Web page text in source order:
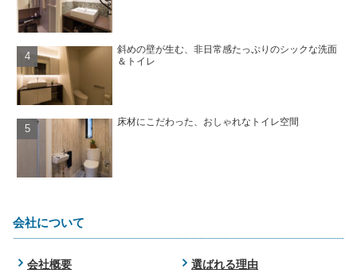
斜めの壁が生む、非日常感たっぷりのシックな洗面
＆トイレ
床材にこだわった、おしゃれなトイレ空間
会社について
会社概要
選ばれる理由